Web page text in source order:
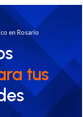
en Rosario
tus